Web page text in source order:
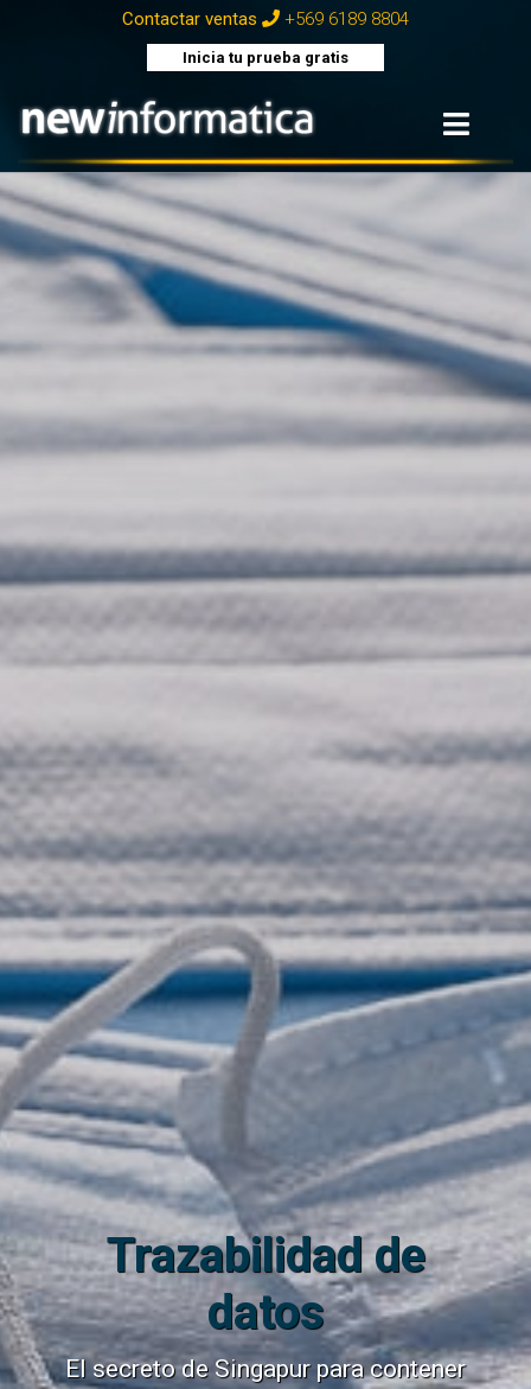
Contactar ventas +569 6189 8804
Inicia tu prueba gratis
Trazabilidad de
datos
El secreto de Singapur para contener